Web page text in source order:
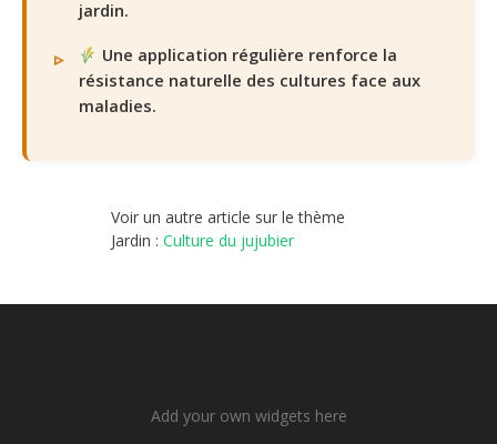
jardin.
Une application régulière renforce la
résistance naturelle des cultures face aux
maladies.
Voir un autre article sur le thème
Jardin : Culture du jujubier
Add your own widgets here